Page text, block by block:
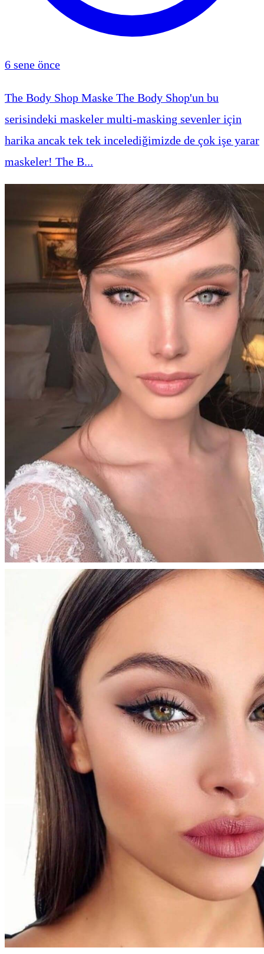
6 sene önce
The Body Shop Maske The Body Shop'un bu
serisindeki maskeler multi-masking sevenler için
harika ancak tek tek incelediğimizde de çok işe yarar
maskeler! The B...